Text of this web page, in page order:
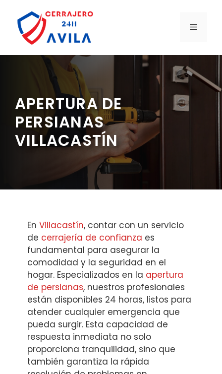
contenido
MENÚ
APERTURA DE
PERSIANAS
VILLACASTÍN
En Villacastín, contar con un servicio
de cerrajería de confianza es
fundamental para asegurar la
comodidad y la seguridad en el
hogar. Especializados en la apertura
de persianas, nuestros profesionales
están disponibles 24 horas, listos para
atender cualquier emergencia que
pueda surgir. Esta capacidad de
respuesta inmediata no solo
proporciona tranquilidad, sino que
también garantiza la rápida